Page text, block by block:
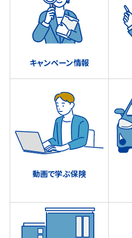
キャンペーン情報
動画で学ぶ保険